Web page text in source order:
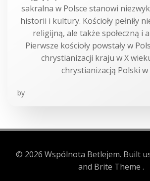
sakralna w Polsce stanowi
historii i kultury. Kościoły pełniły
religijną, ale także społeczną i
Pierwsze kościoły powstały w
chrystianizacji kraju w X
chrystianizacją Polski
by
© 2026 Wspólnota Betlejem. Built
and Brite Theme .